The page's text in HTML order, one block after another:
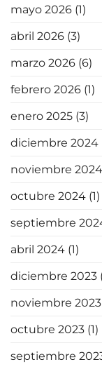
mayo 2026 (1)
abril 2026 (3)
marzo 2026 (6)
febrero 2026 (1)
enero 2025 (3)
diciembre 2024
noviembre 2024
octubre 2024 (1)
septiembre
abril 2024 (1)
diciembre 2023
noviembre 2023
octubre 2023 (1)
septiembre